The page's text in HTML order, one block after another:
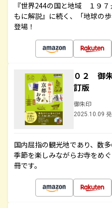
『世界244の国と地域 １９
もに解説』に続く、「地球の
登場！
０２ 御
訂版
御朱印
2025.10.09
国内屈指の観光地であり、数
季節を楽しみながらお寺をめ
冊です。